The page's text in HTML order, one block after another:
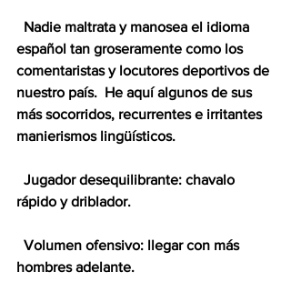
español tan groseramente como los
comentaristas y locutores deportivos de
nuestro país.  He aquí algunos de sus
más socorridos, recurrentes e irritantes
manierismos lingüísticos.
rápido y driblador.
hombres adelante.